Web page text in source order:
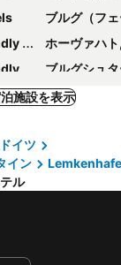
ブルグ（フェーマ
ホーヴァハト
ブルグシュター
オイティン,
グローセンブロ
hotels
リュチェンブル
Holeby,
施設を表示
ドイツ
イン
ル